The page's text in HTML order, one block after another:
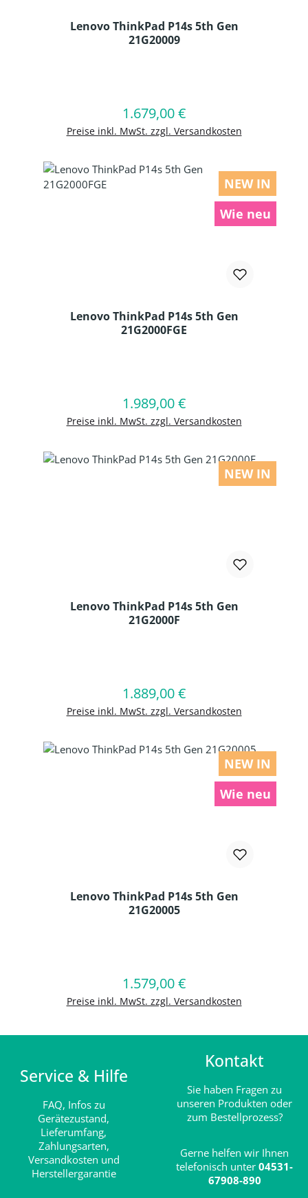
Lenovo ThinkPad P14s 5th Gen
21G20009
Regulärer Preis:
1.679,00 €
Preise inkl. MwSt. zzgl. Versandkosten
In den Warenkorb
NEW IN
Wie neu
Lenovo ThinkPad P14s 5th Gen
21G2000FGE
Regulärer Preis:
1.989,00 €
Preise inkl. MwSt. zzgl. Versandkosten
In den Warenkorb
NEW IN
Lenovo ThinkPad P14s 5th Gen
21G2000F
Regulärer Preis:
1.889,00 €
Preise inkl. MwSt. zzgl. Versandkosten
In den Warenkorb
NEW IN
Wie neu
Lenovo ThinkPad P14s 5th Gen
21G20005
Regulärer Preis:
1.579,00 €
Preise inkl. MwSt. zzgl. Versandkosten
In den Warenkorb
Service & Hilfe
FAQ, Infos zu
Gerätezustand,
Lieferumfang,
Zahlungsarten,
Versandkosten und
Herstellergarantie
Kontakt
Sie haben Fragen zu
unseren Produkten oder
zum Bestellprozess?
Gerne helfen wir Ihnen
telefonisch unter 04531-
67908-890